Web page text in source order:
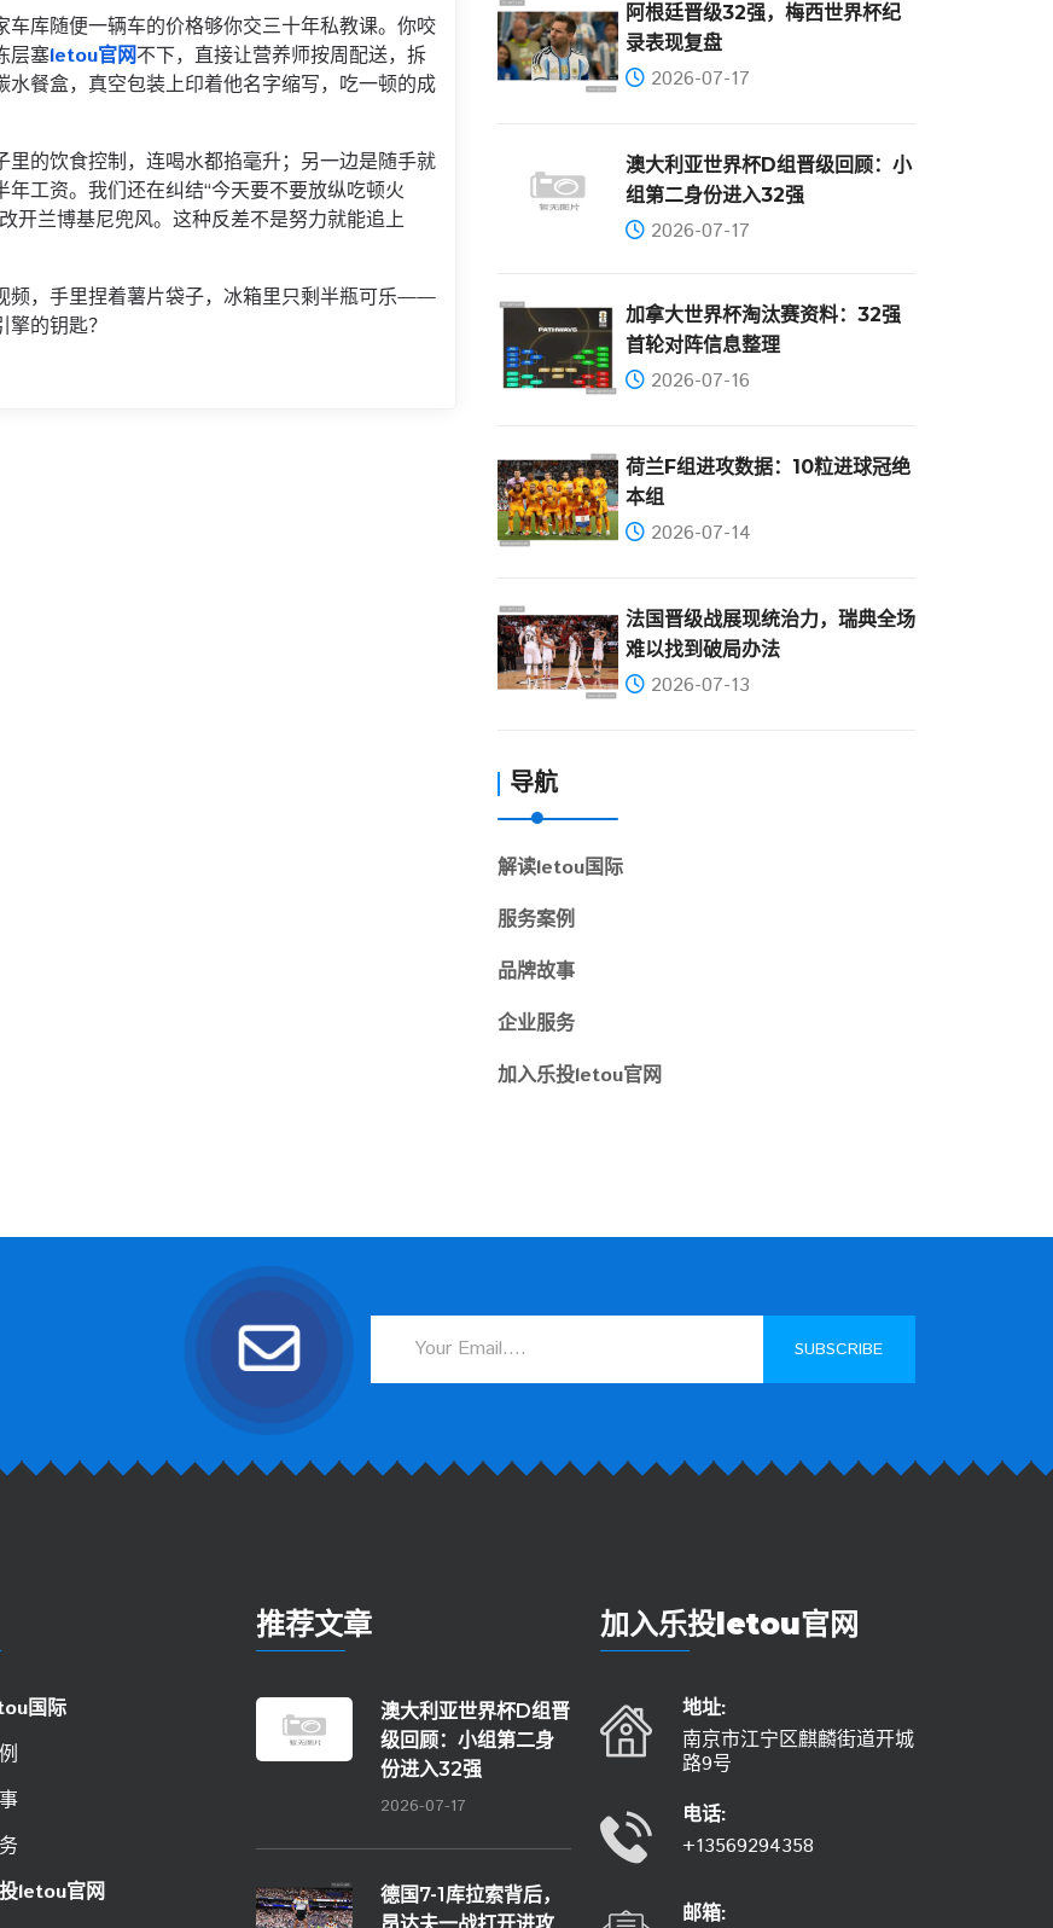
库随便一辆车的价格够你交三十年私教课。你咬
层塞letou官网不下，直接让营养师按周配送，拆
餐盒，真空包装上印着他名字缩写，吃一顿的成
的饮食控制，连喝水都掐毫升；另一边是随手就
工资。我们还在纠结“今天要不要放纵吃顿火
兰博基尼兜风。这种反差不是努力就能追上
频，手里捏着薯片袋子，冰箱里只剩半瓶可乐——
的钥匙？
阿根廷晋级32强，梅西世界杯纪
录表现复盘
2026-07-17
澳大利亚世界杯D组晋级回顾：小
组第二身份进入32强
2026-07-17
加拿大世界杯淘汰赛资料：32强
首轮对阵信息整理
2026-07-16
荷兰F组进攻数据：10粒进球冠绝
本组
2026-07-14
法国晋级战展现统治力，瑞典全场
难以找到破局办法
2026-07-13
导航
解读letou国际
服务案例
品牌故事
企业服务
加入乐投letou官网
SUBSCRIBE
国际
letou官网
推荐文章
澳大利亚世界杯D组晋
级回顾：小组第二身
份进入32强
2026-07-17
德国7-1库拉索背后，
加入乐投letou官网
地址:
南京市江宁区麒麟街道开城
路9号
电话:
+13569294358
邮箱: